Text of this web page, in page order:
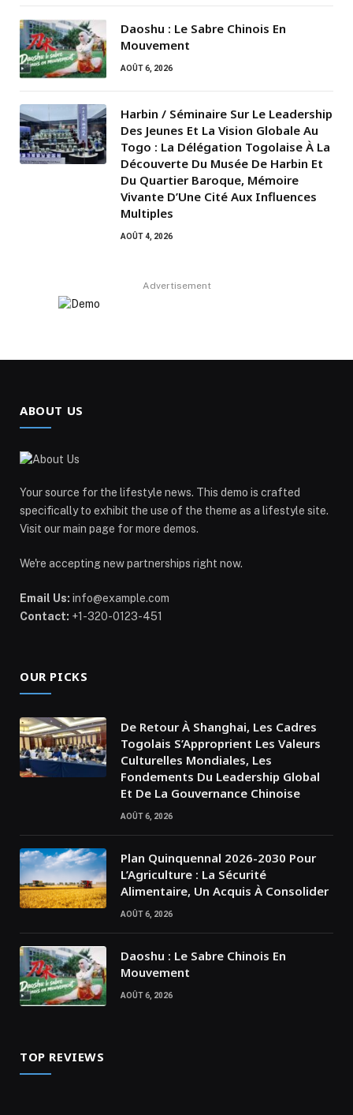
Daoshu : Le Sabre Chinois En
Mouvement
AOÛT 6, 2026
Harbin / Séminaire Sur Le Leadership
Des Jeunes Et La Vision Globale Au
Togo : La Délégation Togolaise À La
Découverte Du Musée De Harbin Et
Du Quartier Baroque, Mémoire
Vivante D’Une Cité Aux Influences
Multiples
AOÛT 4, 2026
Advertisement
ABOUT US
Your source for the lifestyle news. This demo is crafted
specifically to exhibit the use of the theme as a lifestyle site.
Visit our main page for more demos.
We're accepting new partnerships right now.
Email Us: info@example.com
Contact: +1-320-0123-451
OUR PICKS
De Retour À Shanghai, Les Cadres
Togolais S’Approprient Les Valeurs
Culturelles Mondiales, Les
Fondements Du Leadership Global
Et De La Gouvernance Chinoise
AOÛT 6, 2026
Plan Quinquennal 2026-2030 Pour
L’Agriculture : La Sécurité
Alimentaire, Un Acquis À Consolider
AOÛT 6, 2026
Daoshu : Le Sabre Chinois En
Mouvement
AOÛT 6, 2026
TOP REVIEWS